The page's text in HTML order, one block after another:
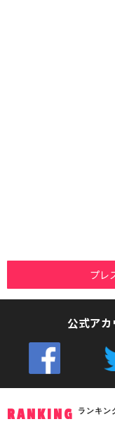
プレ
公式アカ
RANKING ランキン